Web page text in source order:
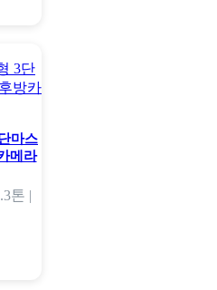
마스
메라
톤 |